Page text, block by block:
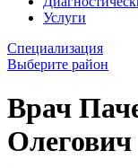
Услуги
Специализация
Выберите район
Врач
Олегович